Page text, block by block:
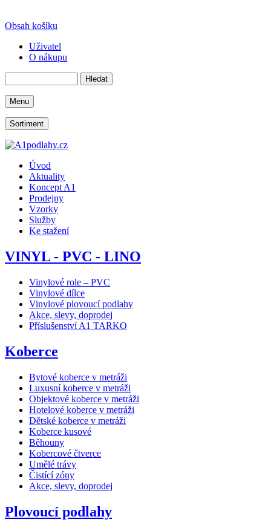
Obsah košíku
Uživatel
O nákupu
Menu
Sortiment
Úvod
Aktuality
Koncept A1
Prodejny
Vzorky
Služby
Ke stažení
VINYL - PVC - LINO
Vinylové role – PVC
Vinylové dílce
Vinylové plovoucí podlahy
Akce, slevy, doprodej
Příslušenství A1 TARKO
Koberce
Bytové koberce v metráži
Luxusní koberce v metráži
Objektové koberce v metráži
Hotelové koberce v metráži
Dětské koberce v metráži
Koberce kusové
Běhouny
Kobercové čtverce
Umělé trávy
Čistící zóny
Akce, slevy, doprodej
Plovoucí podlahy